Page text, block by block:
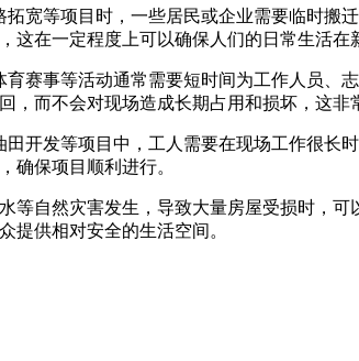
等项目时，一些居民或企业需要临时搬
在一定程度上可以确保人们的日常生活在
事等活动通常需要短时间为工作人员、
而不会对现场造成长期占用和损坏，这非
发等项目中，工人需要在现场工作很长
确保项目顺利进行。
自然灾害发生，导致大量房屋受损时，
提供相对安全的生活空间。